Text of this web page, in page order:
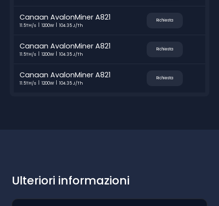
Canaan AvalonMiner A821
11.5TH/s 1200W 104.35 J/Th
Richiesta
Canaan AvalonMiner A821
11.5TH/s 1200W 104.35 J/Th
Richiesta
Canaan AvalonMiner A821
11.5TH/s 1200W 104.35 J/Th
Richiesta
Ulteriori informazioni